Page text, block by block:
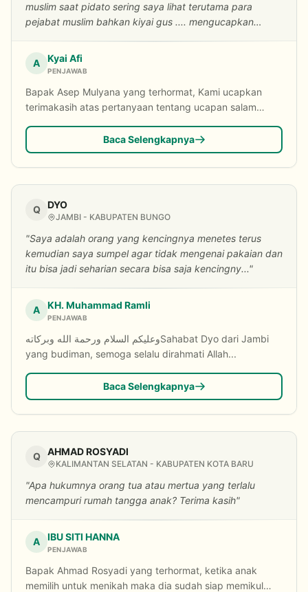
muslim saat pidato sering saya lihat terutama para
pejabat muslim bahkan kiyai gus .... mengucapkan
A Kyai Afi
PENJAWAB
Bapak Asep Mulyana yang terhormat, Kami ucapkan
terimakasih atas pertanyaan tentang ucapan salam
Baca Selengkapnya
Q DYO
JAMBI - KABUPATEN BUNGO
"Saya adalah orang yang kencingnya menetes terus
kemudian saya sumpel agar tidak mengenai pakaian dan
itu bisa jadi seharian secara bisa saja kencingny..."
A KH. Muhammad Ramli
PENJAWAB
وعليكم السلام ورحمة الله وبركاتهSahabat Dyo dari Jambi
yang budiman, semoga selalu dirahmati Allah...
Baca Selengkapnya
Q AHMAD ROSYADI
KALIMANTAN SELATAN - KABUPATEN KOTA BARU
"Apa hukumnya orang tua atau mertua yang terlalu
mencampuri rumah tangga anak? Terima kasih"
A IBU SITI HANNA
PENJAWAB
Bapak Ahmad Rosyadi yang terhormat, ketika anak
memilih untuk menikah maka dia sudah siap memikul